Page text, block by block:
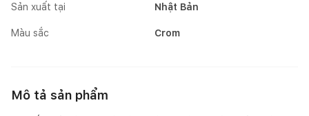
Sản xuất tại Nhật Bản
Màu sắc Crom
Mô tả sản phẩm